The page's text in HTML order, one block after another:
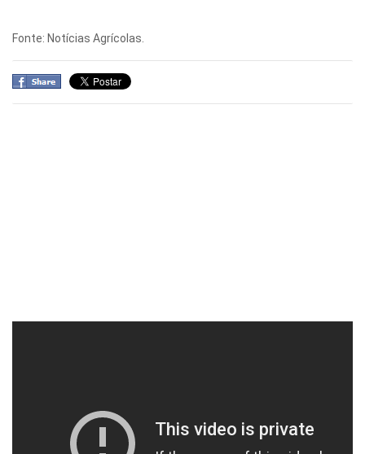
Fonte: Notícias Agrícolas.